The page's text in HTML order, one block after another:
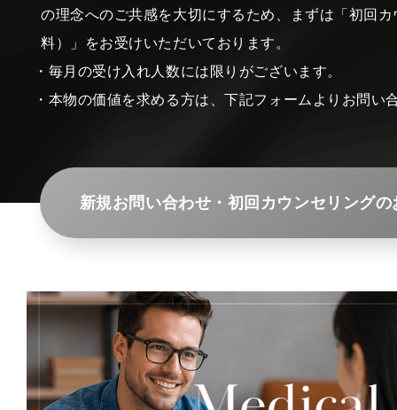
の理念へのご共感を大切にするため、まずは「初回
料）」をお受けいただいております。
・毎月の受け入れ人数には限りがございます。
・本物の価値を求める方は、下記フォームよりお問い
新規お問い合わせ・初回カウンセリングの